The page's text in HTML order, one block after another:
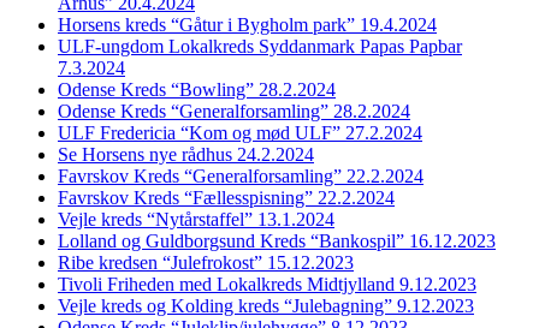
Horsens kreds “Gåtur i Bygholm park” 19.4.2024
ULF-ungdom Lokalkreds Syddanmark Papas Papbar
7.3.2024
Odense Kreds “Bowling” 28.2.2024
Odense Kreds “Generalforsamling” 28.2.2024
ULF Fredericia “Kom og mød ULF” 27.2.2024
Se Horsens nye rådhus 24.2.2024
Favrskov Kreds “Generalforsamling” 22.2.2024
Favrskov Kreds “Fællesspisning” 22.2.2024
Vejle kreds “Nytårstaffel” 13.1.2024
Lolland og Guldborgsund Kreds “Bankospil” 16.12.2023
Ribe kredsen “Julefrokost” 15.12.2023
Tivoli Friheden med Lokalkreds Midtjylland 9.12.2023
Vejle kreds og Kolding kreds “Julebagning” 9.12.2023